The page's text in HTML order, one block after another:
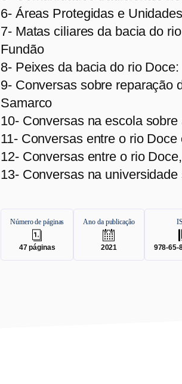
6- Áreas Protegidas e
7- Matas ciliares da bacia do
Fundão
8- Peixes da bacia do rio
9- Conversas sobre reparação
Samarco
10- Conversas na escola
11- Conversas entre o rio
12- Conversas entre o rio
13- Conversas na
Número de páginas
.
47páginas
Ano da publicação
.
2021
.
978-65-